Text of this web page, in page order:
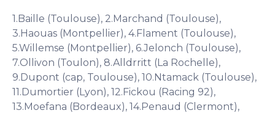
1.Baille (Toulouse), 2.Marchand (Toulouse),
3.Haouas (Montpellier), 4.Flament (Toulouse),
5.Willemse (Montpellier), 6.Jelonch (Toulouse),
7.Ollivon (Toulon), 8.Alldrritt (La Rochelle),
9.Dupont (cap, Toulouse), 10.Ntamack (Toulouse),
11.Dumortier (Lyon), 12.Fickou (Racing 92),
13.Moefana (Bordeaux), 14.Penaud (Clermont),